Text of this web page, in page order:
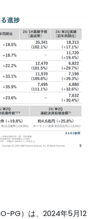
PG）は、2024年5月12